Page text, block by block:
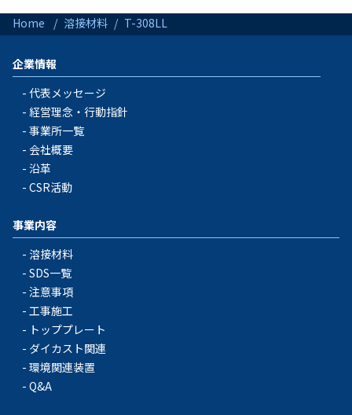
Home 溶接材料 T-308LL
企業情報
代表メッセージ
経営理念・行動指針
事業所一覧
会社概要
沿革
CSR活動
事業内容
溶接材料
SDS一覧
注意事項
工事施工
トッププレート
ダイカスト関連
環境関連装置
Q&A